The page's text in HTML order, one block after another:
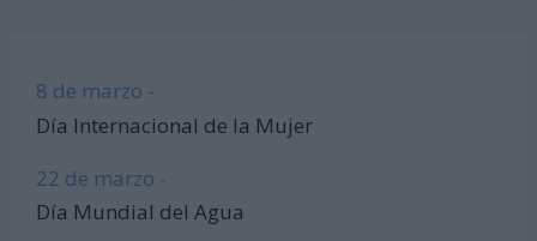
8 de marzo -
Día Internacional de la Mujer
22 de marzo -
Día Mundial del Agua